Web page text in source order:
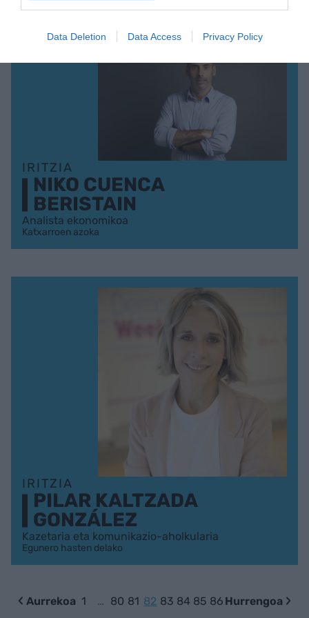
Data Deletion Data Access Privacy Policy
IRITZIA
NIKO CUENCA
BERISTAIN
Analista ekonomikoa
Katxarroen azoka
IRITZIA
PILAR KALTZADA
GONZÁLEZ
Kazetaria eta komunikazio-aholkularia
Egunero hasten delako
Aurrekoa 1 … 80 81 82 83 84 85 86 Hurrengoa